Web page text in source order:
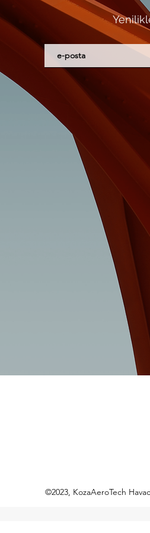
©2023, KozaAeroTech